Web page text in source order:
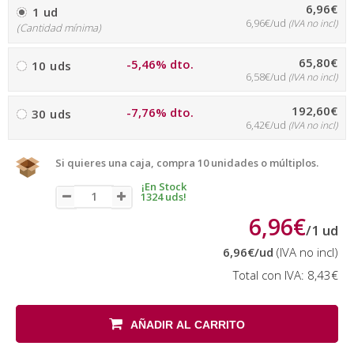
1 ud
(Cantidad mínima)
6,96€
6,96€/ud (IVA no incl)
10 uds -5,46% dto. 65,80€
6,58€/ud (IVA no incl)
30 uds -7,76% dto. 192,60€
6,42€/ud (IVA no incl)
Si quieres una caja, compra 10 unidades o múltiplos.
¡En Stock
1324 uds!
6,96€/1 ud
6,96€/ud (IVA no incl)
Total con IVA: 8,43€
AÑADIR AL CARRITO